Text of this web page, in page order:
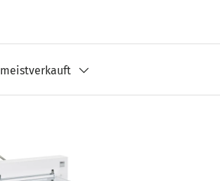
meistverkauft